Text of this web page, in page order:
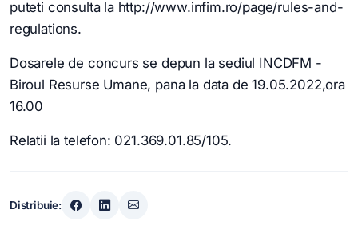
puteti consulta la http://www.infim.ro/page/rules-and-
regulations.
Dosarele de concurs se depun la sediul INCDFM -
Biroul Resurse Umane, pana la data de 19.05.2022,ora
16.00
Relatii la telefon: 021.369.01.85/105.
Distribuie: